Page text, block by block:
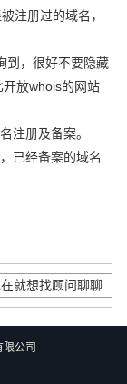
注册过的域名，
到，很好不要隐藏
放whois的网站
注册及备案。
已经备案的域名
就想找顾问聊聊
公司